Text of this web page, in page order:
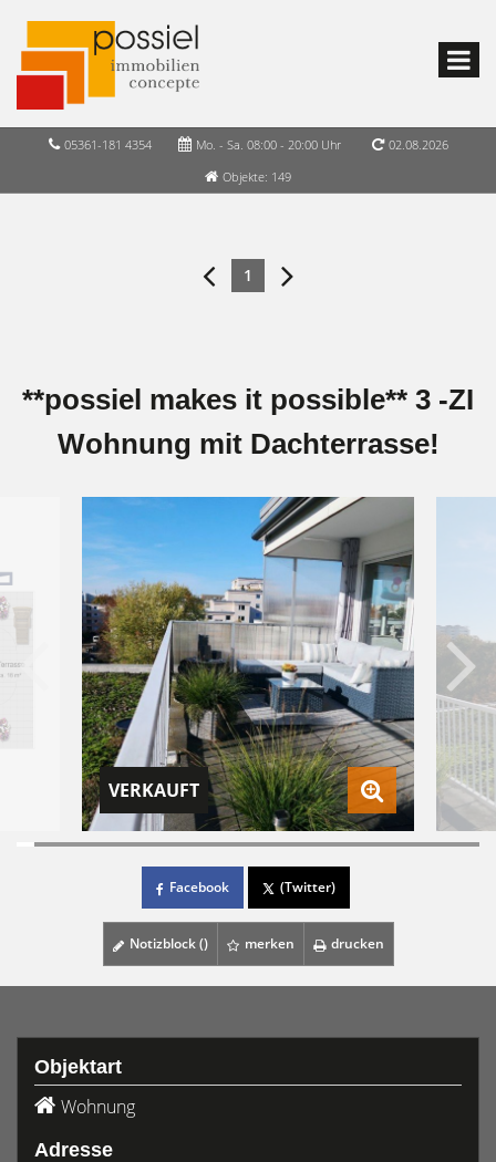
05361-181 4354 Mo. - Sa. 08:00 - 20:00 Uhr
02.08.2026
Objekte: 149
1
**possiel makes it possible** 3 -ZI
Wohnung mit Dachterrasse!
VERKAUFT
Facebook (Twitter)
Notizblock () merken drucken
Objektart
Wohnung
Adresse